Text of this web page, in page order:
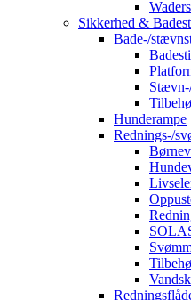
Waders
Sikkerhed &
Bade-/
Hunderampe
Rednings-/